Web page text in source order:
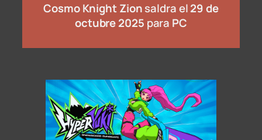
Cosmo Knight Zionsaldra el29 de
octubre 2025 para PC